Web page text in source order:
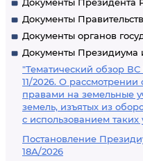
Документы
Документы органов
Документы
"Тематический обзор
11/2026. О
правами на земельные
земель, изъятых из
с использованием таких
Постановление
18А/2026